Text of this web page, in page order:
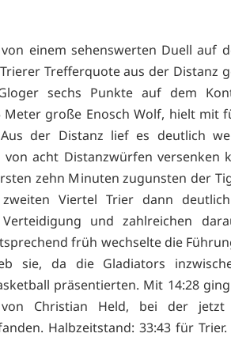
einem sehenswerten Duell auf
Trefferquote aus der Distanz
sechs Punkte auf dem
Meter große Enosch Wolf, hielt mit
der Distanz lief es deutlich
von acht Distanzwürfen versenken
zehn Minuten zugunsten der
Viertel Trier dann
und zahlreichen
früh wechselte die
sie, da die Gladiators
präsentierten. Mit 14:28
Christian Held, bei der
Halbzeitstand: 33:43 für